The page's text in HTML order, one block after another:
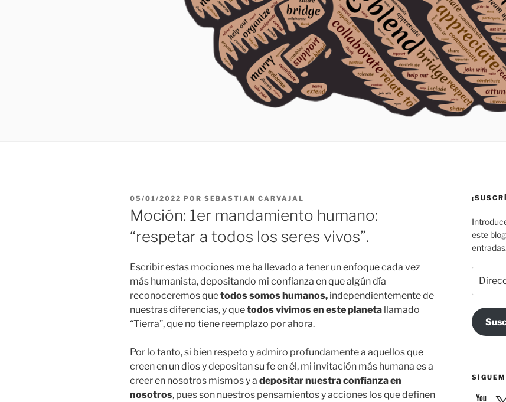
PUBLICADO
EL
05/01/2022 POR SEBASTIAN CARVAJAL
Moción: 1er mandamiento humano:
“respetar a todos los seres vivos”.
Escribir estas mociones me ha llevado a tener un enfoque cada vez
más humanista, depositando mi confianza en que algún día
reconoceremos quetodos somos humanos, independientemente de
nuestras diferencias, y quetodos vivimos en este planeta llamado
“Tierra”, que no tiene reemplazo por ahora.
Por lo tanto, si bien respeto y admiro profundamente a aquellos que
creen en un dios y depositan su fe en él, mi invitación más humana es a
creer en nosotros mismos y a depositar nuestra confianza en
nosotros, pues son nuestros pensamientos y acciones los que definen
este
entradas.
de
correo
YouTube
X